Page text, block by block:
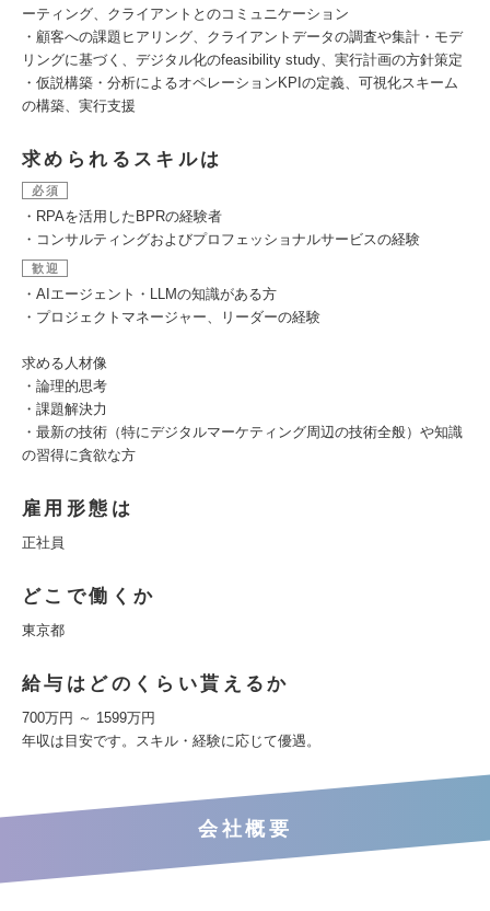
ーティング、クライアントとのコミュニケーション
・顧客への課題ヒアリング、クライアントデータの調査や集計・モデ
リングに基づく、デジタル化のfeasibility study、実行計画の方針策定
・仮説構築・分析によるオペレーションKPIの定義、可視化スキーム
の構築、実行支援
求められるスキルは
必須
・RPAを活用したBPRの経験者
・コンサルティングおよびプロフェッショナルサービスの経験
歓迎
・AIエージェント・LLMの知識がある方
・プロジェクトマネージャー、リーダーの経験
求める人材像
・論理的思考
・課題解決力
・最新の技術（特にデジタルマーケティング周辺の技術全般）や知識
の習得に貪欲な方
雇用形態は
正社員
どこで働くか
東京都
給与はどのくらい貰えるか
700万円 ～ 1599万円
年収は目安です。スキル・経験に応じて優遇。
会社概要